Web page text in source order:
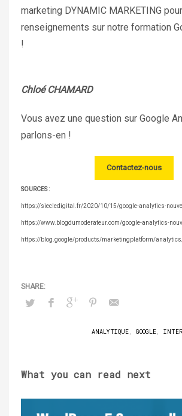
marketing DYNAMIC MARKETING
renseignements sur notre formation
!
Chloé CHAMARD
Vous avez une question sur Google
parlons-en !
Contactez-nous
SOURCES :
https://siecledigital.fr/2020/10/15/google-analytics-
https://www.blogdumoderateur.com/google-analytics-
https://blog.google/products/marketingplatform/
ANALYTIQUE, GOOGLE,
What you can read next